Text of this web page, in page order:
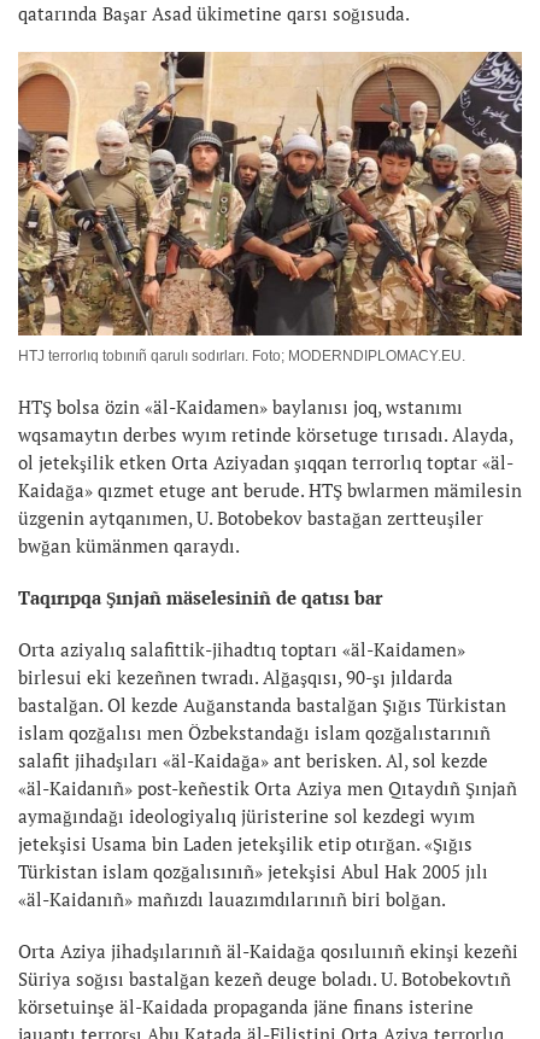
qatarında Başar Asad ükimetine qarsı soğısuda.
HTJ terrorlıq tobınıñ qarulı sodırları. Foto; MODERNDIPLOMACY.EU.
HTŞ bolsa özin «äl-Kaidamen» baylanısı joq, wstanımı
wqsamaytın derbes wyım retinde körsetuge tırısadı. Alayda,
ol jetekşilik etken Orta Aziyadan şıqqan terrorlıq toptar «äl-
Kaidağa» qızmet etuge ant berude. HTŞ bwlarmen mämilesin
üzgenin aytqanımen, U. Botobekov bastağan zertteuşiler
bwğan kümänmen qaraydı.
Taqırıpqa Şınjañ mäselesiniñ de qatısı bar
Orta aziyalıq salafittik-jihadtıq toptarı «äl-Kaidamen»
birlesui eki kezeñnen twradı. Alğaşqısı, 90-şı jıldarda
bastalğan. Ol kezde Auğanstanda bastalğan Şığıs Türkistan
islam qozğalısı men Özbekstandağı islam qozğalıstarınıñ
salafit jihadşıları «äl-Kaidağa» ant berisken. Al, sol kezde
«äl-Kaidanıñ» post-keñestik Orta Aziya men Qıtaydıñ Şınjañ
aymağındağı ideologiyalıq jüristerine sol kezdegi wyım
jetekşisi Usama bin Laden jetekşilik etip otırğan. «Şığıs
Türkistan islam qozğalısınıñ» jetekşisi Abul Hak 2005 jılı
«äl-Kaidanıñ» mañızdı lauazımdılarınıñ biri bolğan.
Orta Aziya jihadşılarınıñ äl-Kaidağa qosıluınıñ ekinşi kezeñi
Süriya soğısı bastalğan kezeñ deuge boladı. U. Botobekovtıñ
körsetuinşe äl-Kaidada propaganda jäne finans isterine